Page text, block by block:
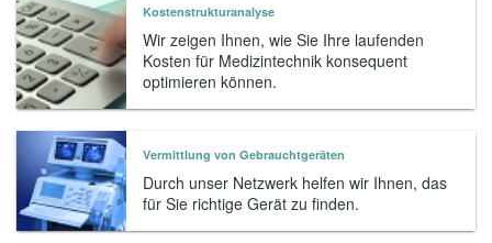
Kostenstrukturanalyse
Wir zeigen Ihnen, wie Sie Ihre laufenden
Kosten für Medizintechnik konsequent
optimieren können.
Vermittlung von Gebrauchtgeräten
Durch unser Netzwerk helfen wir Ihnen, das
für Sie richtige Gerät zu finden.